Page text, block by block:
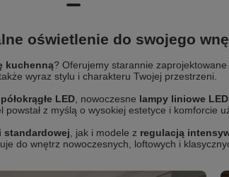
oświetlenie do swojego
kuchenną? Oferujemy starannie
wyraz stylu i charakteru Twojej przestrzeni.
LED , nowoczesne lampy liniowe LED
powstał z myślą o wysokiej estetyce i komforcie
standardowej , jak i modele z regulacją
do wnętrz nowoczesnych, loftowych i